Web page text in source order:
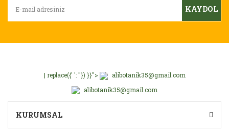
KAYDOL
| replace({' ': ''}) }}">
alibotanik35@gmail.com
alibotanik35@gmail.com
KURUMSAL